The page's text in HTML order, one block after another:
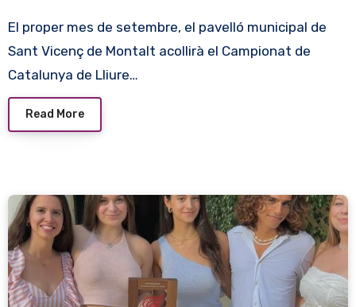
El proper mes de setembre, el pavelló municipal de
Sant Vicenç de Montalt acollirà el Campionat de
Catalunya de Lliure…
Read More